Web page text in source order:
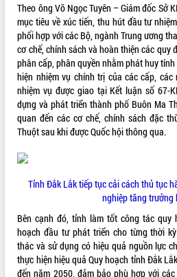
VIDEO
Loading the player...
Theo ông Võ Ngọc Tuyên – Giám đốc Sở
mục tiêu về xúc tiến, thu hút đầu tư
phối hợp với các Bộ, ngành Trung ương
cơ chế, chính sách và hoàn thiện các quy
phân cấp, phân quyền nhằm phát huy
hiện nhiệm vụ chính trị của các cấp, các
nhiệm vụ được giao tại Kết luận số 67-
dựng và phát triển thành phố Buôn Ma
quan đến các cơ chế, chính sách đặc
Thuột sau khi được Quốc hội thông qua.
Tỉnh Đắk Lắk tiếp tục cải cách thủ tục
nghiệp tăng trưởng
Bên cạnh đó, tỉnh làm tốt công tác quy
hoạch đầu tư phát triển cho từng thời
thác và sử dụng có hiệu quả nguồn lực
thực hiện hiệu quả Quy hoạch tỉnh Đắk
đến năm 2050, đảm bảo phù hợp với